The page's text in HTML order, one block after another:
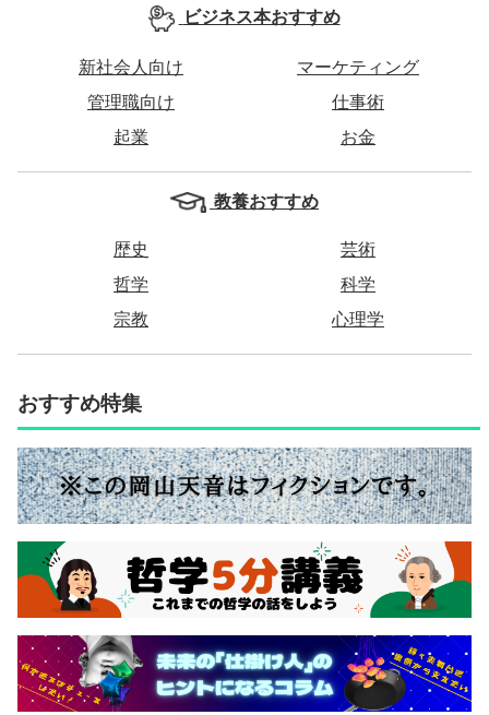
ビジネス本おすすめ
新社会人向け
マーケティング
管理職向け
仕事術
起業
お金
教養おすすめ
歴史
芸術
哲学
科学
宗教
心理学
おすすめ特集